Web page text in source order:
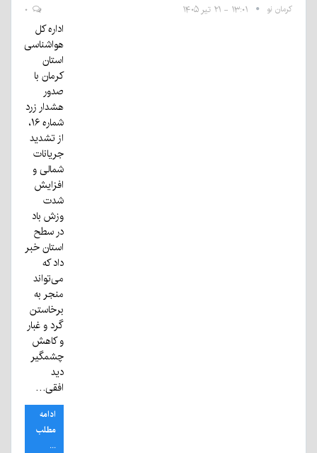
کرمان نو ۱۳:۰۱ - ۲۱ تیر ۱۴۰۵
اداره کل
هواشناسی
استان
کرمان با
صدور
هشدار زرد
شماره ۱۶،
از تشدید
جریانات
شمالی و
افزایش
شدت
وزش باد
در سطح
استان خبر
داد که
می‌تواند
منجر به
برخاستن
گرد و غبار
و کاهش
چشمگیر
دید
افقی…
ادامه
مطلب
...